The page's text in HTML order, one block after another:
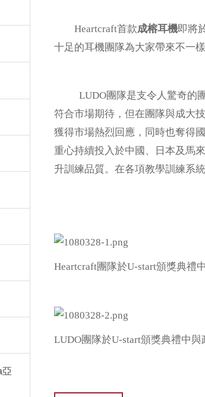
亞
Heartcraft首款成榕耳機即將
十足的耳機團隊為大家帶來不一樣
LUDO團隊是支令人驚奇的團
符合市場期待，但在團隊與成大
獲得市場熱烈回應，同時也奪得
重心持續投入於中國、日本及馬
升訓練品質。在各項教學訓練系
Heartcraft團隊於U-start頒獎典禮
LUDO團隊於U-start頒獎典禮中與